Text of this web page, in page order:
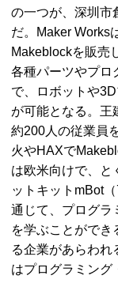
の一つが、深圳市
だ。
Maker Works
Makeblockを販売
各種パーツやプロ
で、ロボットや
が可能となる。王
約200人の従業員
火やHAXで
は欧米向けで、と
ットキットmBot
通じて、プログラ
を学ぶことができ
る企業があらわれ
はプログラミング